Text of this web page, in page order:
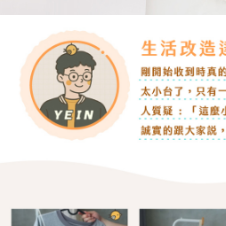
2.基於同意付款使用「大哥付你分期」之
由本公司與您本人進行分期帳單所需資料
3.完整用戶服務條款，請詳閱以下連結：
※ 交易是否成功請以「AFTEE先享後付 」
是否繳費成功／繳費後需取消欲退款等相
客戶支援中心」https://
【注意事項】
１．透過由恩沛科技股份有限公司提供之
易，需依本服務之必要範圍內提供個人資
權轉讓予恩沛科技股份有限公司。
２．關於個人資料處理事宜，請瀏覽以下網
３．未成年的使用者請事先徵得法定代理
任。
４．使用「AFTEE先享後付」時，將依據